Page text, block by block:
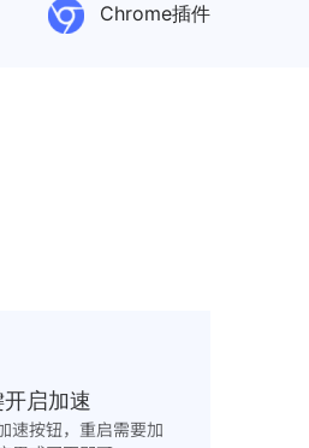
Chrome插件
启加速
速按钮，重启需要加